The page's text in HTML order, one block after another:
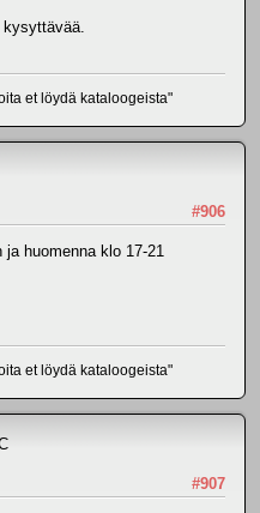
et löydä kataloogeista"
#906
huomenna klo 17-21
et löydä kataloogeista"
#907